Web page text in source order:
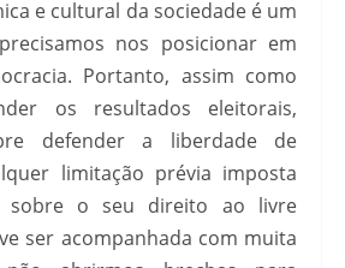
e cultural da sociedade é um
nos posicionar em
Portanto, assim como
os resultados eleitorais,
defender a liberdade de
limitação prévia imposta
sobre o seu direito ao livre
ser acompanhada com muita